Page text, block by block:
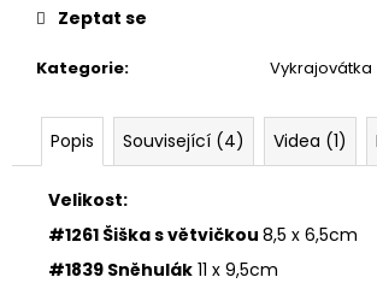
Kategorie: Vykrajovátka
Zeptat se
Popis Související (4) Videa (1)
Velikost:
#1261 Šiška s větvičkou 8,5 x 6,5cm
#1839 Sněhulák 11 x 9,5cm
VYKRAJOVÁTKA
SNĚHULÁKOVÉ
VÁNOCE
#1843